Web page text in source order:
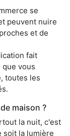
se
peuvent nuire
et de
fait
que vous
toutes les
maison ?
la nuit, c'est
soit la lumière